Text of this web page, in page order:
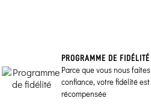
PROGRAMME DE FIDÉLITÉ
Parce que vous nous faites
confiance, votre fidélité est
récompensée